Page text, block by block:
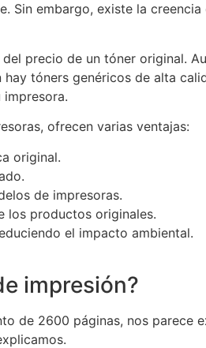
Sin embargo, existe la
precio de un tóner original.
tóners genéricos de alta
ofrecen varias ventajas:
original.
de impresoras.
los productos originales.
el impacto ambiental.
impresión?
de 2600 páginas, nos parece